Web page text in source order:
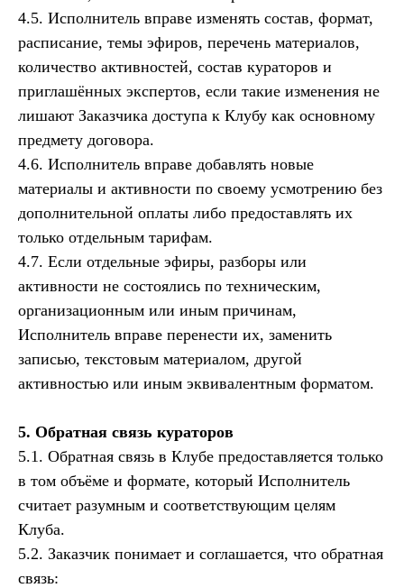
4.5. Исполнитель вправе изменять состав, формат,
расписание, темы эфиров, перечень материалов,
количество активностей, состав кураторов и
приглашённых экспертов, если такие изменения не
лишают Заказчика доступа к Клубу как основному
предмету договора.
4.6. Исполнитель вправе добавлять новые
материалы и активности по своему усмотрению без
дополнительной оплаты либо предоставлять их
только отдельным тарифам.
4.7. Если отдельные эфиры, разборы или
активности не состоялись по техническим,
организационным или иным причинам,
Исполнитель вправе перенести их, заменить
записью, текстовым материалом, другой
активностью или иным эквивалентным форматом.
5. Обратная связь кураторов
5.1. Обратная связь в Клубе предоставляется только
в том объёме и формате, который Исполнитель
считает разумным и соответствующим целям
Клуба.
5.2. Заказчик понимает и соглашается, что обратная
связь: